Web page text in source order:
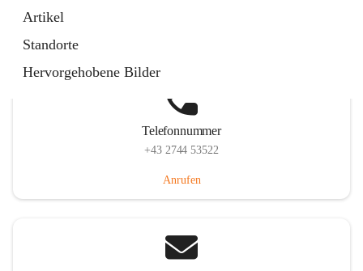
Artikel
Standorte
Hervorgehobene Bilder
Telefonnummer
+43 2744 53522
Anrufen